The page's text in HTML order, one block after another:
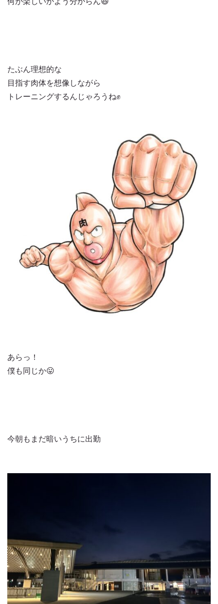
たぶん理想的な
目指す肉体を想像しながら
トレーニングするんじゃろうね✊
あらっ！
僕も同じか😛
今朝もまだ暗いうちに出勤